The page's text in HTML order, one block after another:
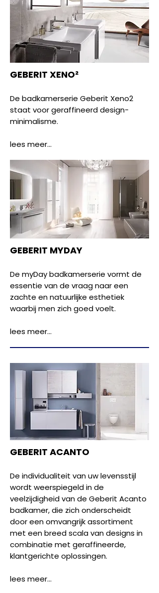
GEBERIT XENO²
De badkamerserie Geberit Xeno2
staat voor geraffineerd design-
minimalisme.
lees meer...
GEBERIT MYDAY
De myDay badkamerserie vormt de
essentie van de vraag naar een
zachte en natuurlijke esthetiek
waarbij men zich goed voelt.
lees meer...
GEBERIT ACANTO
De individualiteit van uw levensstijl
wordt weerspiegeld in de
veelzijdigheid van de Geberit Acanto
badkamer, die zich onderscheidt
door een omvangrijk assortiment
met een breed scala van designs in
combinatie met geraffineerde,
klantgerichte oplossingen.
lees meer...